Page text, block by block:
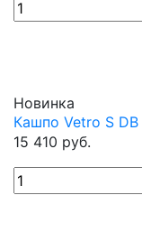
Новинка
Кашпо Vetro S DB
15 410 руб.